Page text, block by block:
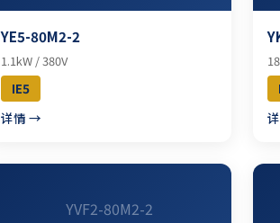
YE5-80M2-2
1.1kW / 380V
IE5
详情 →
YVF2-80M2-2